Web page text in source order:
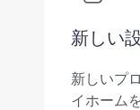
新しい
新しいプ
イホーム